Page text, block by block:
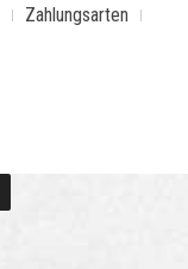
Zahlungsarten